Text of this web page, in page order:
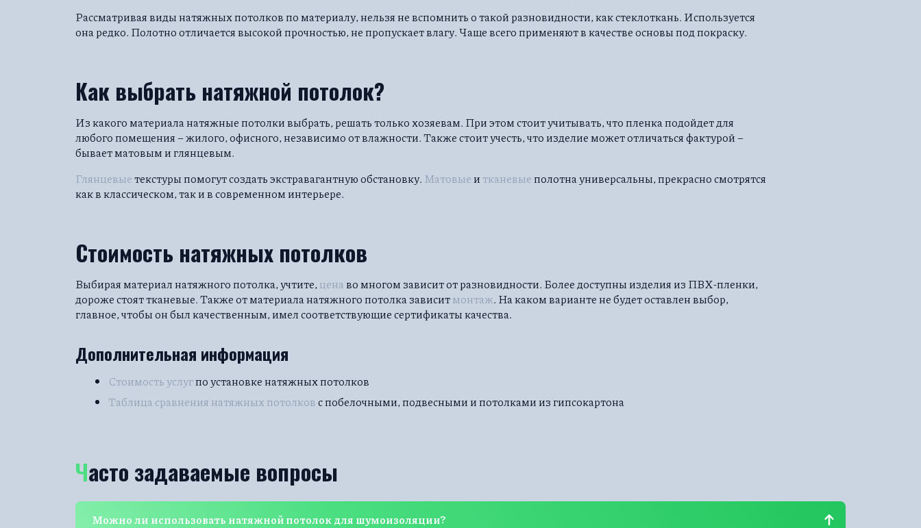
Рассматривая виды натяжных потолков по материалу, нельзя не вспомнить о такой разновидности, как стеклоткань. Используется
она редко. Полотно отличается высокой прочностью, не пропускает влагу. Чаще всего применяют в качестве основы под покраску.
Как выбрать натяжной потолок?
Из какого материала натяжные потолки выбрать, решать только хозяевам. При этом стоит учитывать, что пленка подойдет для
любого помещения – жилого, офисного, независимо от влажности. Также стоит учесть, что изделие может отличаться фактурой –
бывает матовым и глянцевым.
Глянцевыетекстуры помогут создать экстравагантную обстановку. Матовыеи тканевыеполотна универсальны, прекрасно смотрятся
как в классическом, так и в современном интерьере.
Стоимость натяжных потолков
Выбирая материал натяжного потолка, учтите, ценаво многом зависит от разновидности. Более доступны изделия из ПВХ-пленки,
дороже стоят тканевые. Также от материала натяжного потолка зависитмонтаж. На каком варианте не будет оставлен выбор,
главное, чтобы он был качественным, имел соответствующие сертификаты качества.
Дополнительная информация
Стоимость услугпо установке натяжных потолков
Таблица сравнения натяжных потолковс побелочными, подвесными и потолками из гипсокартона
Часто задаваемые вопросы
Можно ли использовать натяжной потолок для шумоизоляции?